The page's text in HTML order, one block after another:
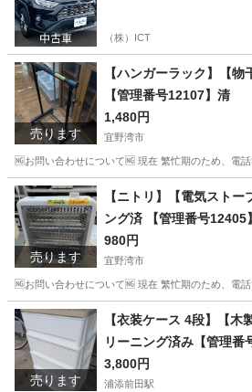
（株）ICT
売ります
【ハンガーラック】【
【管理番号12107】清
1,480円
宜野湾市
🆖お問い合わせについて🆖 現在 繁忙期のため、電
沖縄 宜野湾市 洗濯用品 物干し
売ります
【ニトリ】【電気スト
ング済 【管理番号12405
980円
宜野湾市
🆖お問い合わせについて🆖 現在 繁忙期のため、電
沖縄 宜野湾市 季節、空調家電 商品
売ります
【衣装ケース 4段】【木
リーニング済み【管理番
3,800円
浦添前田駅